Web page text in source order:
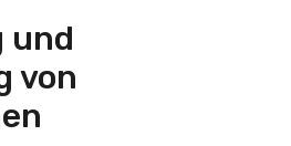
und
von